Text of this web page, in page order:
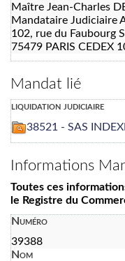
Maître Jean-Charles
Mandataire Judiciaire
102, rue du Faubourg
75479 PARIS CEDEX
Mandat lié
liquidation judiciaire
38521 - SAS
Informations
Toutes ces
le Registre du
Numéro
39388
Nom